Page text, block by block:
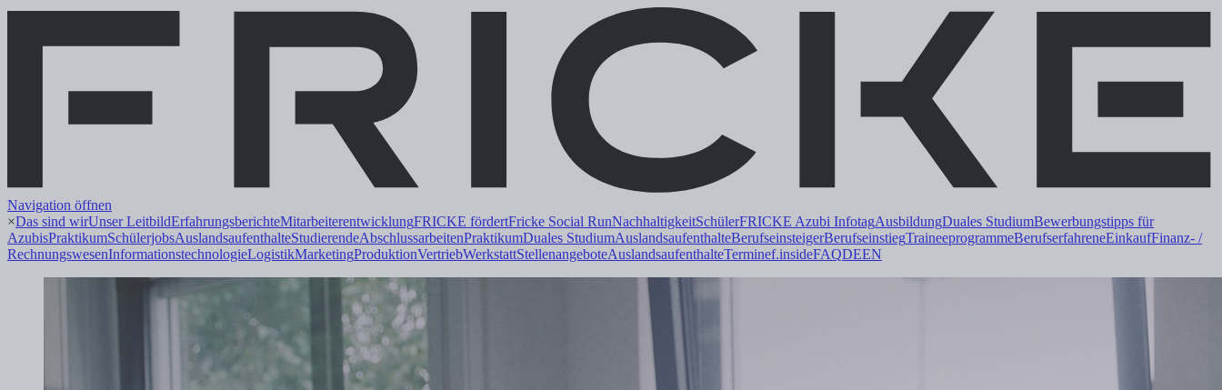
Navigation öffnen
×Das sind wirUnser LeitbildErfahrungsberichteMitarbeiterentwicklungFRICKE fördertFricke Social RunNachhaltigkeitSchülerFRICKE Azubi InfotagAusbildungDuales StudiumBewerbungstipps für
AzubisPraktikumSchülerjobsAuslandsaufenthalteStudierendeAbschlussarbeitenPraktikumDuales StudiumAuslandsaufenthalteBerufseinsteigerBerufseinstiegTraineeprogrammeBerufserfahreneEinkaufFinanz- /
RechnungswesenInformationstechnologieLogistikMarketingProduktionVertriebWerkstattStellenangeboteAuslandsaufenthalteTerminef.insideFAQDEEN